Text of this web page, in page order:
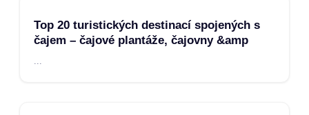
Top 20 turistických destinací spojených s
čajem – čajové plantáže, čajovny &amp